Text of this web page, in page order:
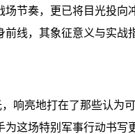
场节奏，更已将目光投
线，其象征意义与实战
响亮地打在了那些认为
这场特别军事行动书写